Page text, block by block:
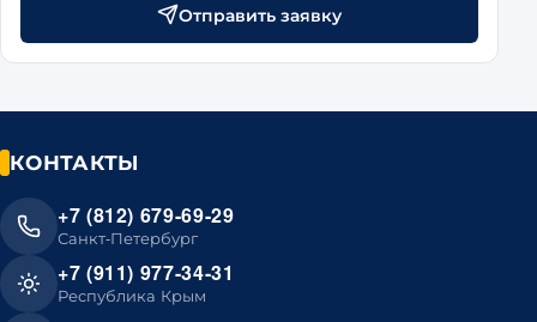
Отправить заявку
КОНТАКТЫ
+7 (812) 679-69-29
Санкт-Петербург
+7 (911) 977-34-31
Республика Крым